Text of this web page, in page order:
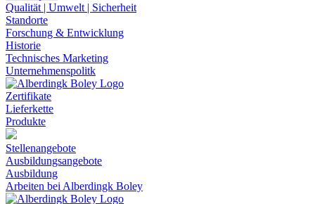
Qualität | Umwelt | Sicherheit
Standorte
Forschung & Entwicklung
Historie
Technisches Marketing
Unternehmenspolitk
Zertifikate
Lieferkette
Produkte
Stellenangebote
Ausbildungsangebote
Ausbildung
Arbeiten bei Alberdingk Boley